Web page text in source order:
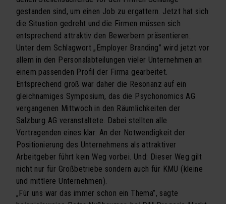
Vorsicht Vertrauen
ÜBER UNS
Team
Kooperationen
Referenzen
proM² in der Presse
Downloads
UDO
KONTAKT
gestanden sind, um einen Job zu ergattern. Jetzt hat sich
die Situation gedreht und die Firmen müssen sich
entsprechend attraktiv den Bewerbern präsentieren.
Unter dem Schlagwort „Employer Branding” wird jetzt vor
allem in den Personalabteilungen vieler Unternehmen an
einem passenden Profil der Firma gearbeitet.
Entsprechend groß war daher die Resonanz auf ein
gleichnamiges Symposium, das die Psychonomics AG
vergangenen Mittwoch in den Räumlichkeiten der
Salzburg AG veranstaltete. Dabei stellten alle
Vortragenden eines klar: An der Notwendigkeit der
Positionierung des Unternehmens als attraktiver
Arbeitgeber führt kein Weg vorbei. Und: Dieser Weg gilt
nicht nur für Großbetriebe sondern auch für KMU (kleine
und mittlere Unternehmen).
„Für uns war das immer schon ein Thema”, sagte